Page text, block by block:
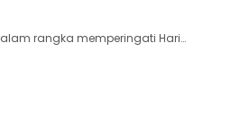
rangka memperingati Hari…